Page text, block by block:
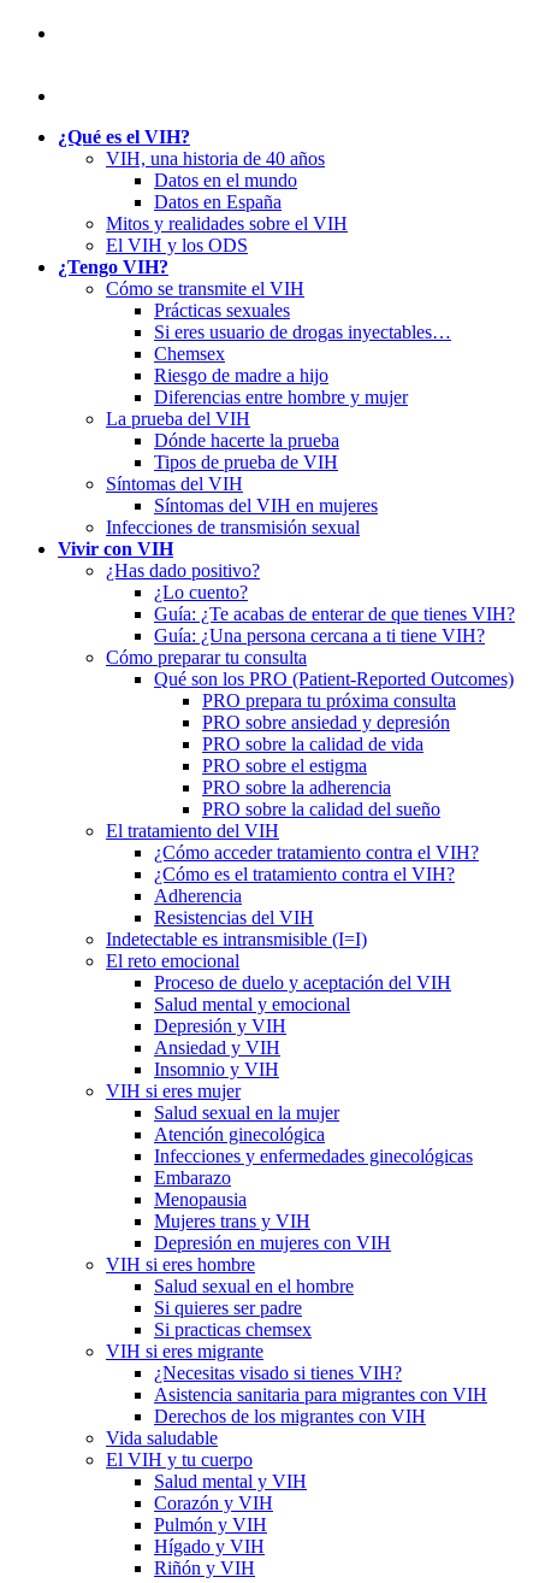
¿Qué es el VIH?
VIH, una historia de 40 años
Datos en el mundo
Datos en España
Mitos y realidades sobre el VIH
El VIH y los ODS
¿Tengo VIH?
Cómo se transmite el VIH
Prácticas sexuales
Si eres usuario de drogas inyectables…
Chemsex
Riesgo de madre a hijo
Diferencias entre hombre y mujer
La prueba del VIH
Dónde hacerte la prueba
Tipos de prueba de VIH
Síntomas del VIH
Síntomas del VIH en mujeres
Infecciones de transmisión sexual
Vivir con VIH
¿Has dado positivo?
¿Lo cuento?
Guía: ¿Te acabas de enterar de que tienes VIH?
Guía: ¿Una persona cercana a ti tiene VIH?
Cómo preparar tu consulta
Qué son los PRO (Patient-Reported Outcomes)
PRO prepara tu próxima consulta
PRO sobre ansiedad y depresión
PRO sobre la calidad de vida
PRO sobre el estigma
PRO sobre la adherencia
PRO sobre la calidad del sueño
El tratamiento del VIH
¿Cómo acceder tratamiento contra el VIH?
¿Cómo es el tratamiento contra el VIH?
Adherencia
Resistencias del VIH
Indetectable es intransmisible (I=I)
El reto emocional
Proceso de duelo y aceptación del VIH
Salud mental y emocional
Depresión y VIH
Ansiedad y VIH
Insomnio y VIH
VIH si eres mujer
Salud sexual en la mujer
Atención ginecológica
Infecciones y enfermedades ginecológicas
Embarazo
Menopausia
Mujeres trans y VIH
Depresión en mujeres con VIH
VIH si eres hombre
Salud sexual en el hombre
Si quieres ser padre
Si practicas chemsex
VIH si eres migrante
¿Necesitas visado si tienes VIH?
Asistencia sanitaria para migrantes con VIH
Derechos de los migrantes con VIH
Vida saludable
El VIH y tu cuerpo
Salud mental y VIH
Corazón y VIH
Pulmón y VIH
Hígado y VIH
Riñón y VIH